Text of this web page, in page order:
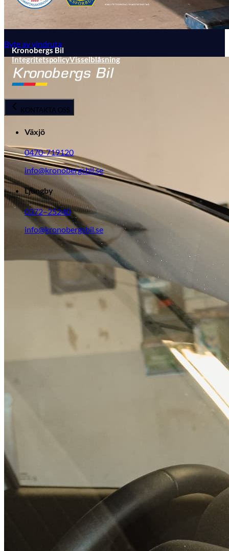
Byte av vindruta
Kronobergs Bil
IntegritetspolicyVisselblåsning
KONTAKTA OSS
Växjö
0470-719120
info@kronobergsbil.se
Ljungby
0372–25240
info@kronobergsbil.se